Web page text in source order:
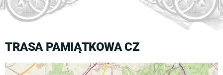
TRASA PAMIĄTKOWA CZ